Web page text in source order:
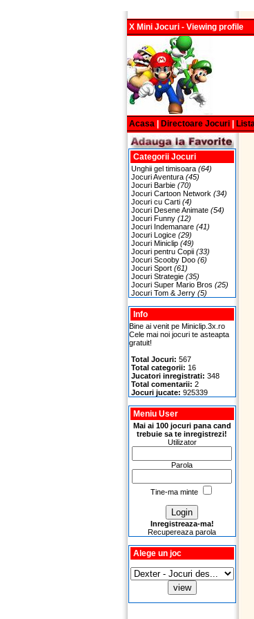
X Mini Jocuri - Viewing profile
Acasa Directoare Jocuri
Categorii Jocuri
Unghii gel timisoara (64)
Jocuri Aventura (45)
Jocuri Barbie (70)
Jocuri Cartoon Network (34)
Jocuri cu Carti (4)
Jocuri Desene Animate (54)
Jocuri Funny (12)
Jocuri Indemanare (41)
Jocuri Logice (29)
Jocuri Miniclip (49)
Jocuri pentru Copii (33)
Jocuri Scooby Doo (6)
Jocuri Sport (61)
Jocuri Strategie (35)
Jocuri Super Mario Bros (25)
Jocuri Tom & Jerry (5)
Info
Bine ai venit pe Miniclip.3x.ro
Cele mai noi jocuri te asteapta
gratuit!
Total Jocuri: 567
Total categorii: 16
Jucatori inregistrati: 348
Total comentarii: 2
Jocuri jucate: 925339
Meniu User
Mai ai 100 jocuri pana cand
trebuie sa te inregistrezi!
Utilizator
Parola
Tine-ma minte
Inregistreaza-ma!
Recupereaza parola
Alege un joc